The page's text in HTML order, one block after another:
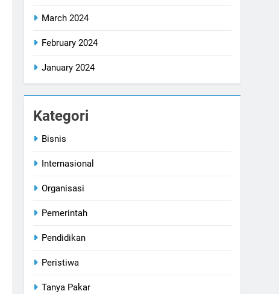
March 2024
February 2024
January 2024
Kategori
Bisnis
Internasional
Organisasi
Pemerintah
Pendidikan
Peristiwa
Tanya Pakar